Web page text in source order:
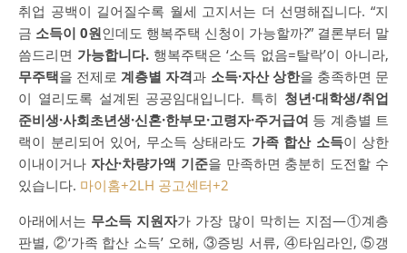
취업 공백이 길어질수록 월세 고지서는 더 선명해집니다. “지
금 소득이 0원인데도 행복주택 신청이 가능할까?” 결론부터 말
씀드리면 가능합니다. 행복주택은 ‘소득 없음=탈락’이 아니라,
무주택을 전제로계층별 자격과 소득·자산 상한을 충족하면 문
이 열리도록 설계된 공공임대입니다. 특히 청년·대학생/취업
준비생·사회초년생·신혼·한부모·고령자·주거급여 등 계층별 트
랙이 분리되어 있어, 무소득 상태라도 가족 합산 소득이 상한
이내이거나 자산·차량가액 기준을 만족하면 충분히 도전할 수
있습니다. 마이홈+2LH 공고센터+2
아래에서는 무소득 지원자가 가장 많이 막히는 지점—①계층
판별, ②‘가족 합산 소득’ 오해, ③증빙 서류, ④타임라인, ⑤갱